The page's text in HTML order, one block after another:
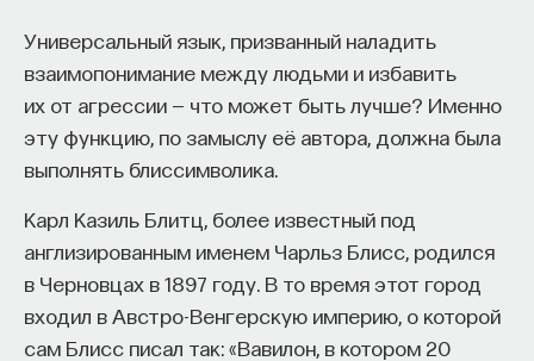
Универсальный язык, призванный наладить
взаимопонимание между людьми и избавить
их от агрессии — что может быть лучше? Именно
эту функцию, по замыслу её автора, должна была
выполнять блиссимволика.
Карл Казиль Блитц, более известный под
англизированным именем Чарльз Блисс, родился
в Черновцах в 1897 году. В то время этот город
входил в Австро-Венгерскую империю, о которой
сам Блисс писал так: «Вавилон, в котором 20